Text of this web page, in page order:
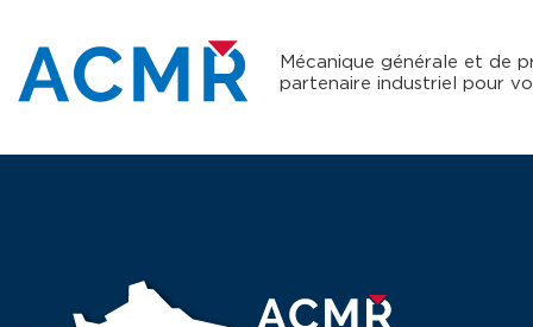
Mécanique générale et de
partenaire industriel pour